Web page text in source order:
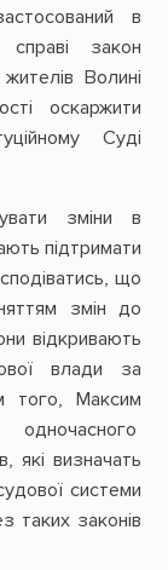
в
закон
Волині
оскаржити
Суді
зміни в
підтримати
що
змін до
відкривають
влади за
того, Максим
які визначать
системи
таких законів